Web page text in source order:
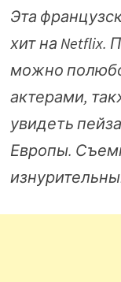
Эта
хит на Netflix.
можно
актерами,
увидеть
Европы.